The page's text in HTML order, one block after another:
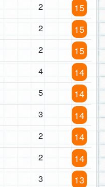
2 15
2 15
2 15
4 14
5 14
3 14
2 14
2 14
3 13